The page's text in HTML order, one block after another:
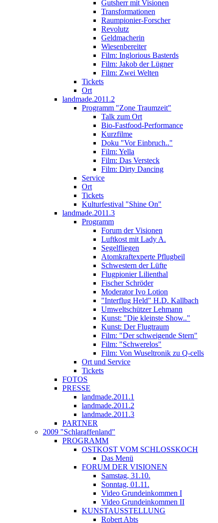
Gutsherr mit Visionen
Transformationen
Raumpionier-Forscher
Revolutz
Geldmacherin
Wiesenbereiter
Film: Inglorious Basterds
Film: Jakob der Lügner
Film: Zwei Welten
Tickets
Ort
landmade.2011.2
Programm "Zone Traumzeit"
Talk zum Ort
Bio-Fastfood-Performance
Kurzfilme
Doku "Vor Einbruch.."
Film: Yella
Film: Das Versteck
Film: Dirty Dancing
Service
Ort
Tickets
Kulturfestival "Shine On"
landmade.2011.3
Programm
Forum der Visionen
Luftkost mit Lady A.
Segelfliegen
Atomkraftexperte Pflugbeil
Schwestern der Lüfte
Flugpionier Lilienthal
Fischer Schröder
Moderator Ivo Lotion
"Interflug Held" H.D. Kallbach
Umweltschützer Lehmann
Kunst: "Die kleinste Show.."
Kunst: Der Flugtraum
Film: "Der schweigende Stern"
Film: "Schwerelos"
Film: Von Wuseltronik zu Q-cells
Ort und Service
Tickets
FOTOS
PRESSE
landmade.2011.1
landmade.2011.2
landmade.2011.3
PARTNER
2009 "Schlaraffenland"
PROGRAMM
OSTKOST VOM SCHLOSSKOCH
Das Menü
FORUM DER VISIONEN
Samstag, 31.10.
Sonntag, 01.11.
Video Grundeinkommen I
Video Grundeinkommen II
KUNSTAUSSTELLUNG
Robert Abts